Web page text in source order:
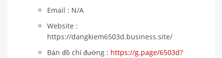
Email : N/A
Website :
https://dangkiem6503d.business.site/
Bản đồ chỉ đường : https://g.page/6503d?